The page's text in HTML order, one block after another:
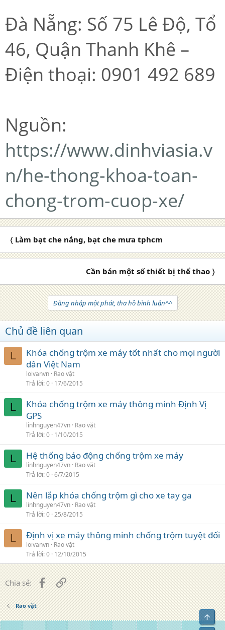
Đà Nẵng: Số 75 Lê Độ, Tổ
46, Quận Thanh Khê –
Điện thoại: 0901 492 689
Nguồn:
https://www.dinhviasia.v
n/he-thong-khoa-toan-
chong-trom-cuop-xe/
〈 Làm bạt che nắng, bạt che mưa tphcm
Cần bán một số thiết bị thể thao 〉
Đăng nhập một phát, tha hồ bình luận^^
Chủ đề liên quan
L
Khóa chống trộm xe máy tốt nhất cho mọi người
dân Việt Nam
loivanvn Rao vặt
Trả lời 0 17/6/2015
L
Khóa chống trộm xe máy thông minh Định Vị
GPS
linhnguyen47vn Rao vặt
Trả lời 0 1/10/2015
L Hệ thống báo động chống trộm xe máy
linhnguyen47vn Rao vặt
Trả lời 0 6/7/2015
L Nên lắp khóa chống trộm gì cho xe tay ga
linhnguyen47vn Rao vặt
Trả lời 0 25/8/2015
L Định vị xe máy thông minh chống trộm tuyệt đối
loivanvn Rao vặt
Trả lời 0 12/10/2015
Chia sẻ: FacebookLiên kết
Rao vặt
Top